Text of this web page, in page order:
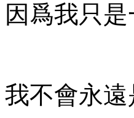
因爲我只
我不會永